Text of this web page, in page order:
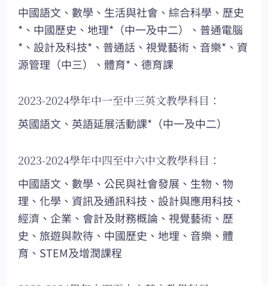
中國語文、數學、生活與社會、綜合科學、歷史
*、中國歷史、地理*（中一及中二）、普通電腦
*、設計及科技*、普通話、視覺藝術、音樂*、資
源管理（中三）、體育*、德育課
2023-2024學年中一至中三英文教學科目：
英國語文、英語延展活動課*（中一及中二）
2023-2024學年中四至中六中文教學科目：
中國語文、數學、公民與社會發展、生物、物
理、化學、資訊及通訊科技、設計與應用科技、
經濟、企業、會計及財務概論、視覺藝術、歷
史、旅遊與款待、中國歷史、地埋、音樂、體
育、STEM及增潤課程